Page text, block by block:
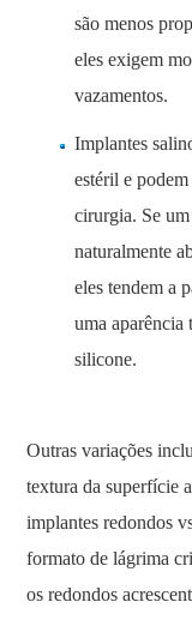
são menos
eles exigem
vazamentos.
Implantes
estéril e
cirurgia. Se
naturalmente
eles tendem a
uma aparência
silicone.
Outras variações
textura da superfície
implantes redondos
formato de lágrima
os redondos